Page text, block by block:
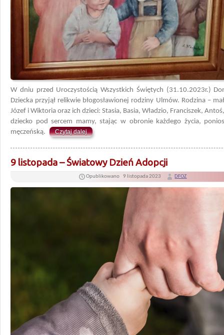
W dniu przed Uroczystością Wszystkich Świętych (31.10.2023r.)
Dziecka przyjął relikwie błogosławionej rodziny Ulmów. Rodzina –
Józef i Wiktoria oraz ich dzieci: Stasia, Basia, Władzio, Franciszek,
dziecko pod sercem mamy, stając w obronie każdego życia,
męczeńską.
Czytaj dalej
9 listopada – Światowy Dzień Adopcji
Opublikowano 9 listopada 2023 DFOZ